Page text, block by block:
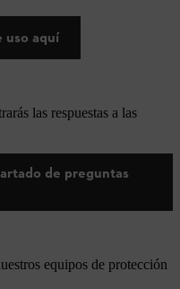
uso aquí
las respuestas a las
de preguntas
equipos de protección